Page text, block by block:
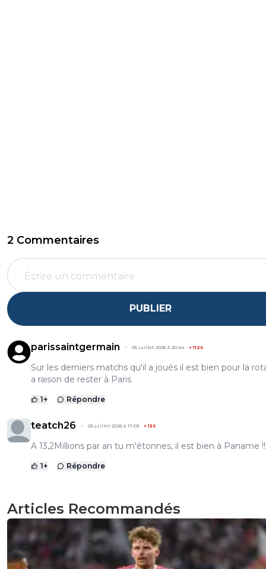
2 Commentaires
PUBLIER
parissaintgermain 05 juillet 2026 à 20:44 +1126
Sur les derniers matchs qu'il a joués il est bien pour la
a raison de rester à Paris
1+ Répondre
teatch26 05 juillet 2026 à 17:03 +136
A 13,2Millions par an tu m'étonnes, il est bien à Paname
1+ Répondre
Articles Recommandés